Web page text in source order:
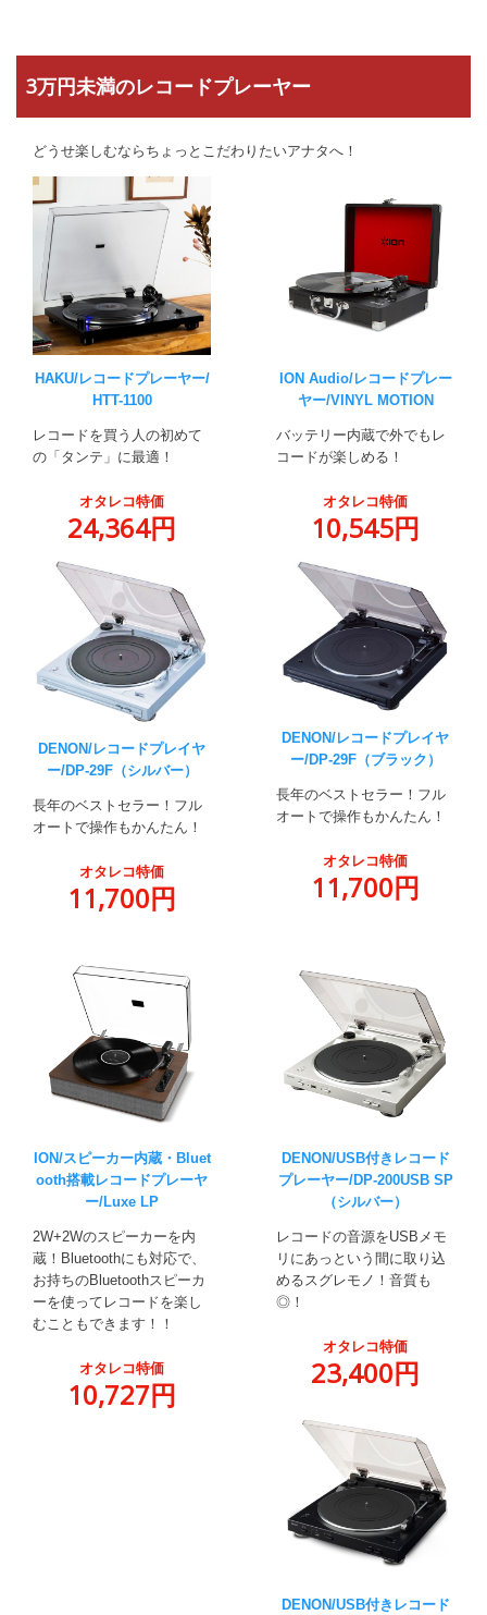
3万円未満のレコードプレーヤー
どうせ楽しむならちょっとこだわりたいアナタへ！
HAKU/レコードプレーヤー/
HTT-1100
レコードを買う人の初めて
の「タンテ」に最適！
オタレコ特価
24,364円
ION Audio/レコードプレー
ヤー/VINYL MOTION
バッテリー内蔵で外でもレ
コードが楽しめる！
オタレコ特価
10,545円
DENON/レコードプレイヤ
ー/DP-29F（シルバー）
長年のベストセラー！フル
オートで操作もかんたん！
オタレコ特価
11,700円
DENON/レコードプレイヤ
ー/DP-29F（ブラック）
長年のベストセラー！フル
オートで操作もかんたん！
オタレコ特価
11,700円
ION/スピーカー内蔵・Bluet
ooth搭載レコードプレーヤ
ー/Luxe LP
2W+2Wのスピーカーを内
蔵！Bluetoothにも対応で、
お持ちのBluetoothスピーカ
ーを使ってレコードを楽し
むこともできます！！
オタレコ特価
10,727円
DENON/USB付きレコード
プレーヤー/DP-200USB SP
（シルバー）
レコードの音源をUSBメモ
リにあっという間に取り込
めるスグレモノ！音質も
◎！
オタレコ特価
23,400円
DENON/USB付きレコード